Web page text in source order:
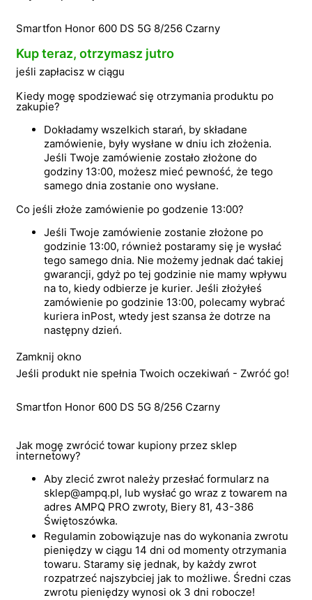
Smartfon Honor 600 DS 5G 8/256 Czarny
Kup teraz, otrzymasz jutro
jeśli zapłacisz w ciągu
Kiedy mogę spodziewać się otrzymania produktu po
zakupie?
Dokładamy wszelkich starań, by składane
zamówienie, były wysłane w dniu ich złożenia.
Jeśli Twoje zamówienie zostało złożone do
godziny 13:00, możesz mieć pewność, że tego
samego dnia zostanie ono wysłane.
Co jeśli złoże zamówienie po godzenie 13:00?
Jeśli Twoje zamówienie zostanie złożone po
godzinie 13:00, również postaramy się je wysłać
tego samego dnia. Nie możemy jednak dać takiej
gwarancji, gdyż po tej godzinie nie mamy wpływu
na to, kiedy odbierze je kurier. Jeśli złożyłeś
zamówienie po godzinie 13:00, polecamy wybrać
kuriera inPost, wtedy jest szansa że dotrze na
następny dzień.
Zamknij okno
Jeśli produkt nie spełnia Twoich oczekiwań - Zwróć go!
Smartfon Honor 600 DS 5G 8/256 Czarny
Jak mogę zwrócić towar kupiony przez sklep
internetowy?
Aby zlecić zwrot należy przesłać formularz na
sklep@ampq.pl, lub wysłać go wraz z towarem na
adres AMPQ PRO zwroty, Biery 81, 43-386
Świętoszówka.
Regulamin zobowiązuje nas do wykonania zwrotu
pieniędzy w ciągu 14 dni od momenty otrzymania
towaru. Staramy się jednak, by każdy zwrot
rozpatrzeć najszybciej jak to możliwe. Średni czas
zwrotu pieniędzy wynosi ok 3 dni robocze!